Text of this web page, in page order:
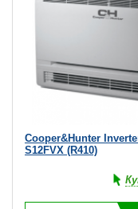
Cooper&Hunter
S12FVX (R410)